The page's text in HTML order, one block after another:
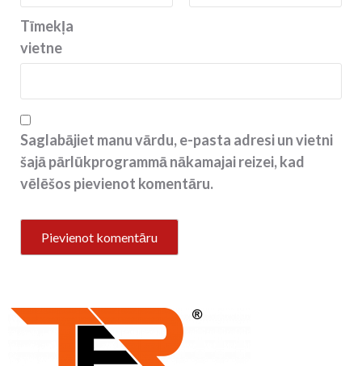
Tīmekļa
vietne
Saglabājiet manu vārdu, e-pasta adresi un vietni
šajā pārlūkprogrammā nākamajai reizei, kad
vēlēšos pievienot komentāru.